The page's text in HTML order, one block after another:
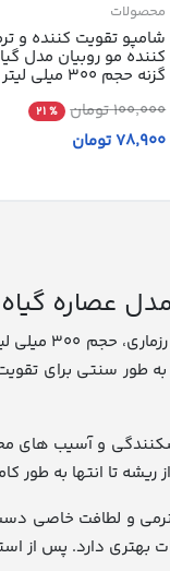
محصولات
شامپو تقویت کننده و
کننده مو روبیان مدل
گزنه حجم 300 میلی لیتر
100٬000 تومان
% 21
78٬900 تومان
عصاره گیاه
شامپو
طور سنتی برای
و آسیب های
ریشه تا انتها به طور
و لطافت خاصی دست
بهتری دارد. پس از